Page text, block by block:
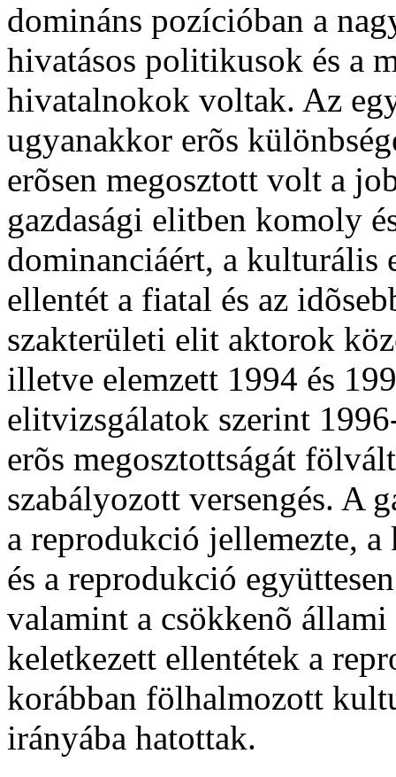
domináns pozícióban a
hivatásos politikusok és a
hivatalnokok voltak. Az
ugyanakkor erõs
erõsen megosztott volt a
gazdasági elitben komoly
dominanciáért, a kulturális
ellentét a fiatal és az
szakterületi elit aktorok
illetve elemzett 1994 és
elitvizsgálatok szerint
erõs megosztottságát
szabályozott versengés. A
a reprodukció jellemezte,
és a reprodukció
valamint a csökkenõ
keletkezett ellentétek a
korábban fölhalmozott
irányába hatottak.